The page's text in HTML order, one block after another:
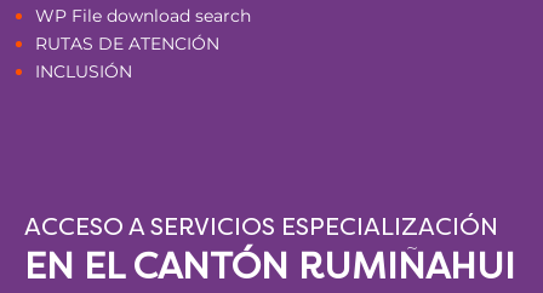
WP File download search
RUTAS DE ATENCIÓN
INCLUSIÓN
ACCESO A SERVICIOS ESPECIALIZACIÓN
EN EL CANTÓN RUMIÑAHUI